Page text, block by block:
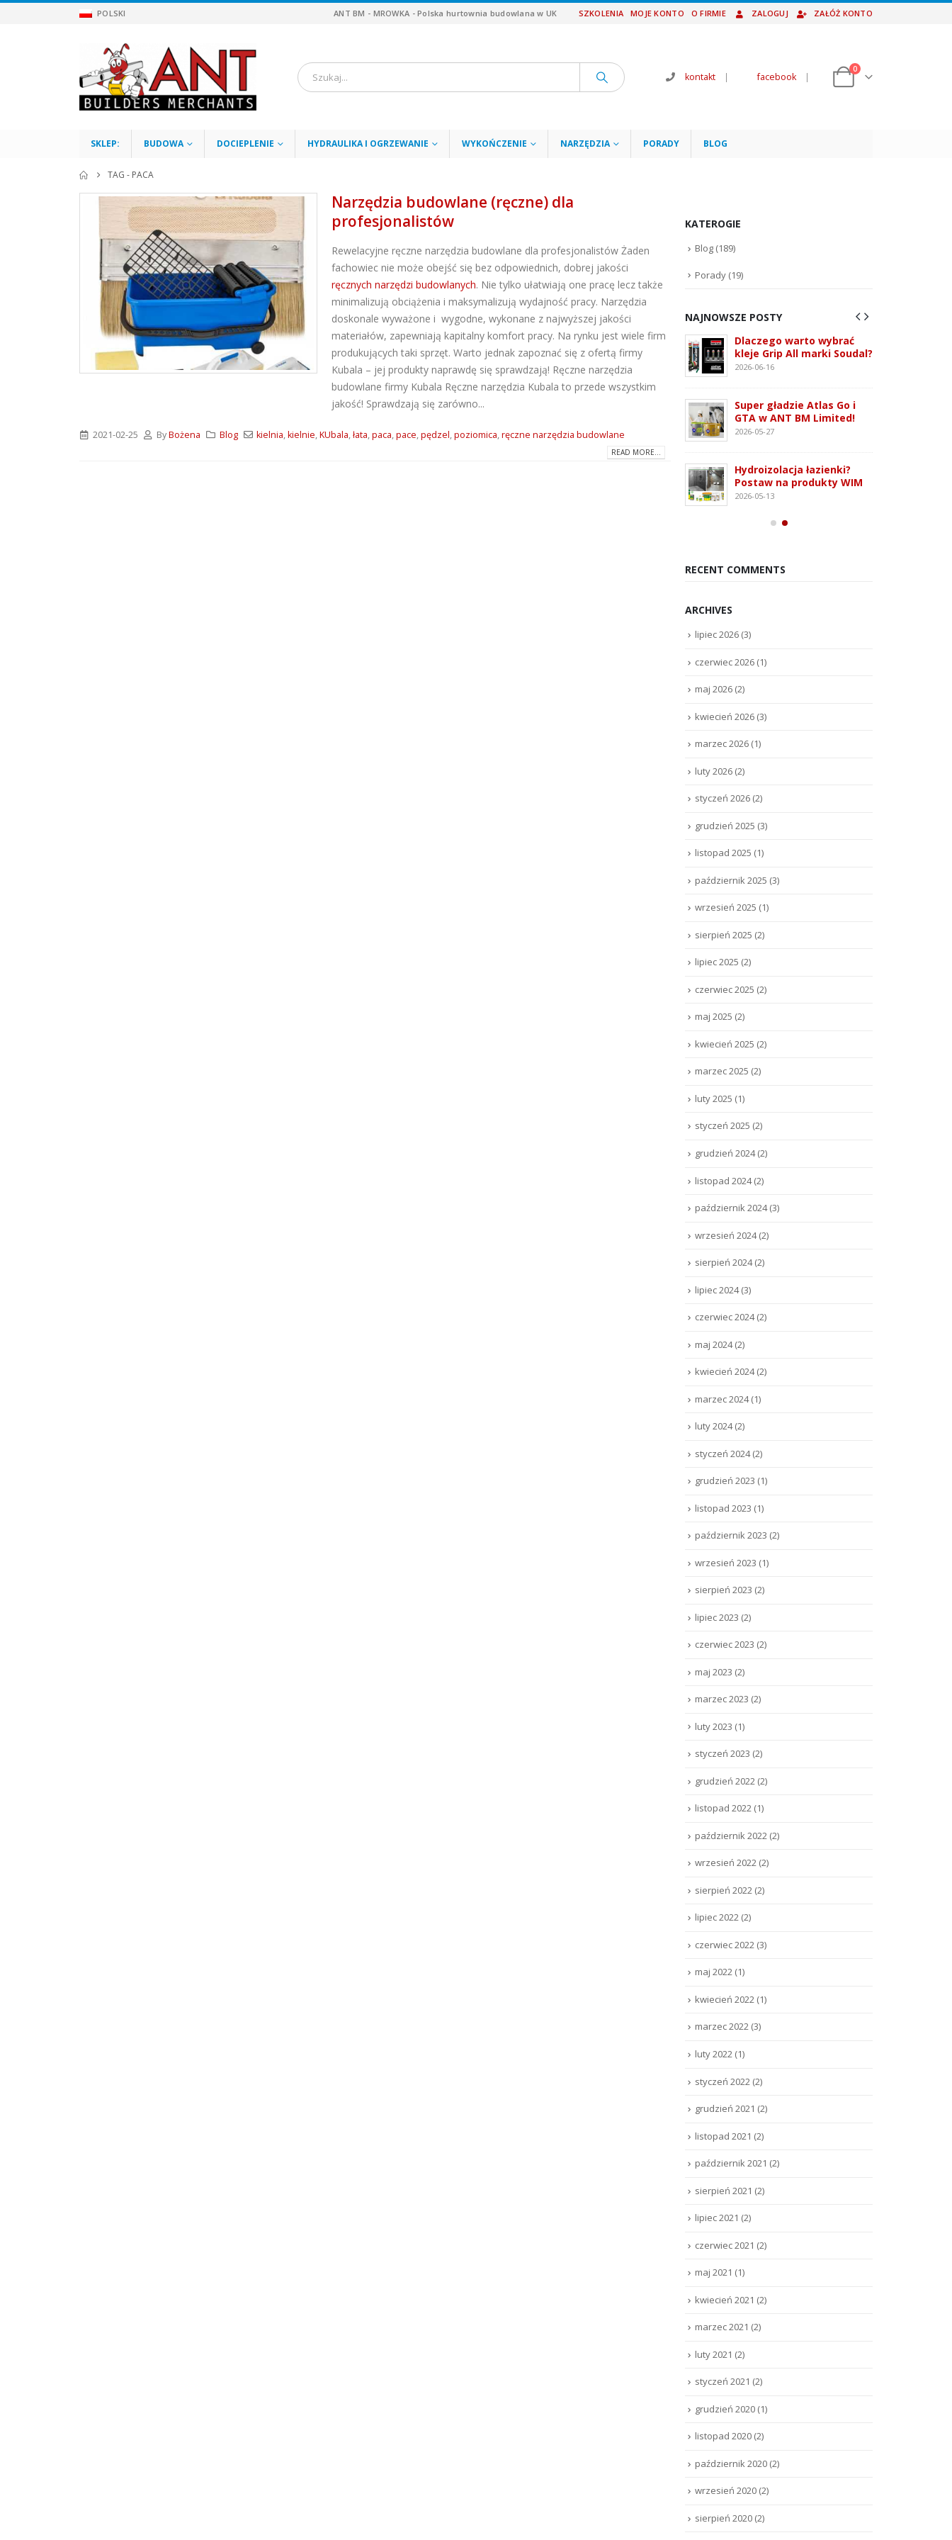
POLSKI ANT BM - MROWKA - Polska hurtownia budowlana w UK SZKOLENIA MOJE KONTO O FIRMIE ZALOGUJ ZAŁÓŻ KONTO
kontakt | facebook |
0
SKLEP: BUDOWA DOCIEPLENIE HYDRAULIKA I OGRZEWANIE WYKOŃCZENIE NARZĘDZIA PORADY BLOG
TAG - PACA
Narzędzia budowlane (ręczne) dla
profesjonalistów
Rewelacyjne ręczne narzędzia budowlane dla profesjonalistów Żaden
fachowiec nie może obejść się bez odpowiednich, dobrej jakości
ręcznych narzędzi budowlanych. Nie tylko ułatwiają one pracę lecz także
minimalizują obciążenia i maksymalizują wydajność pracy. Narzędzia
doskonale wyważone i wygodne, wykonane z najwyższej jakości
materiałów, zapewniają kapitalny komfort pracy. Na rynku jest wiele firm
produkujących taki sprzęt. Warto jednak zapoznać się z ofertą firmy
Kubala – jej produkty naprawdę się sprawdzają! Ręczne narzędzia
budowlane firmy Kubala Ręczne narzędzia Kubala to przede wszystkim
jakość! Sprawdzają się zarówno...
2021-02-25 ByBożena Blog kielnia,kielnie,KUbala,łata,paca,pace,pędzel,poziomica,ręczne narzędzia budowlane
READ MORE...
KATEROGIE
Blog (189)
Porady (19)
NAJNOWSZE POSTY
ATLAS M-SYSTEM 3G –
nowoczesny system
montażu płyt G-K i OSB
rodzaje i zastosowanie
2026-07-27
Dlaczego warto wybrać
kleje Grip All marki Soudal?
2026-06-16
Super gładzie Atlas Go i
2026-05-27
ATLAS M-SYSTEM 3G –
nowoczesny system
montażu płyt G-K i OSB
rodzaje i zastosowanie
2026-07-27
Dlaczego warto wybrać
kleje Grip All marki Soudal?
2026-06-16
Super gładzie Atlas Go i
GTA w ANT BM Limited!
2026-05-27
Hydroizolacja łazienki?
Postaw na produkty WIM
2026-05-13
RECENT COMMENTS
ARCHIVES
lipiec 2026 (3)
czerwiec 2026 (1)
maj 2026 (2)
kwiecień 2026 (3)
marzec 2026 (1)
luty 2026 (2)
styczeń 2026 (2)
grudzień 2025 (3)
listopad 2025 (1)
październik 2025 (3)
wrzesień 2025 (1)
sierpień 2025 (2)
lipiec 2025 (2)
czerwiec 2025 (2)
maj 2025 (2)
kwiecień 2025 (2)
marzec 2025 (2)
luty 2025 (1)
styczeń 2025 (2)
grudzień 2024(2)
listopad 2024(2)
październik 2024(3)
wrzesień 2024(2)
sierpień 2024(2)
lipiec 2024(3)
czerwiec 2024(2)
maj 2024(2)
kwiecień 2024(2)
marzec 2024(1)
luty 2024(2)
styczeń 2024(2)
grudzień 2023 (1)
listopad 2023 (1)
październik 2023 (2)
wrzesień 2023 (1)
sierpień 2023 (2)
lipiec 2023 (2)
czerwiec 2023 (2)
maj 2023 (2)
marzec 2023 (2)
luty 2023 (1)
styczeń 2023 (2)
grudzień 2022 (2)
listopad 2022 (1)
październik 2022 (2)
wrzesień 2022 (2)
sierpień 2022 (2)
lipiec 2022 (2)
czerwiec 2022 (3)
maj 2022 (1)
kwiecień 2022 (1)
marzec 2022 (3)
luty 2022 (1)
styczeń 2022 (2)
grudzień 2021 (2)
listopad 2021 (2)
październik 2021 (2)
sierpień 2021 (2)
lipiec 2021 (2)
czerwiec 2021 (2)
maj 2021 (1)
kwiecień 2021 (2)
marzec 2021 (2)
luty 2021 (2)
styczeń 2021 (2)
grudzień 2020 (1)
listopad 2020 (2)
październik 2020 (2)
wrzesień 2020 (2)
sierpień 2020 (2)